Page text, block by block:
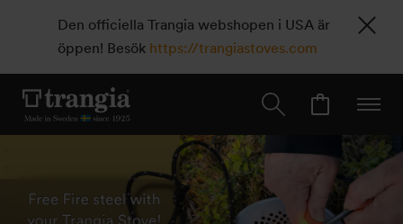
Den officiella Trangia webshopen i USA är
öppen! Besök https://trangiastoves.com